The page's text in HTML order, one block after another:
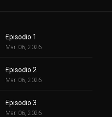
Episodio 1
Mar. 06, 2026
Episodio 2
Mar. 06, 2026
Episodio 3
Mar. 06, 2026